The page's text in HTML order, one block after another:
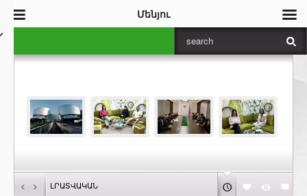
‹ › ԼՐԱՏՎԱԿԱՆ
Մենյու